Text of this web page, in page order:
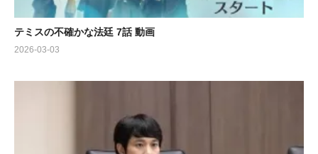
テミスの不確かな法廷 7話 動画
2026-03-03